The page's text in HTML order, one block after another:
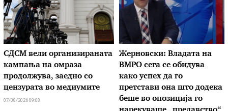
СДСМ вели организираната
кампања на омраза
продолжува, заедно со
цензурата во медиумите
07/08/2026 09:08
Жерновски: Владата на
ВМРО сега се обидува
како успех да го
претстави она што додека
беше во опозиција го